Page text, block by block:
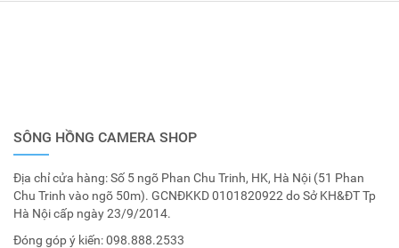
SÔNG HỒNG CAMERA SHOP
Địa chỉ cửa hàng: Số 5 ngõ Phan Chu Trinh, HK, Hà Nội (51 Phan
Chu Trinh vào ngõ 50m). GCNĐKKD 0101820922 do Sở KH&ĐT Tp
Hà Nội cấp ngày 23/9/2014.
Đóng góp ý kiến:098.888.2533